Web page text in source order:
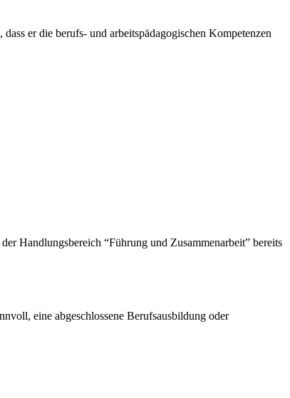
er die berufs- und arbeitspädagogischen Kompetenzen
Handlungsbereich “Führung und Zusammenarbeit” bereits
eine abgeschlossene Berufsausbildung oder